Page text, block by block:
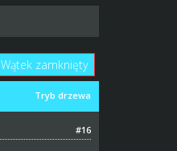
Wątek zamknięty
Tryb drzewa
#16